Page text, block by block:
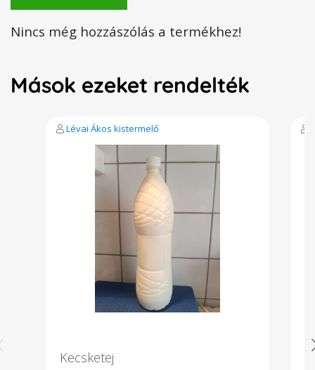
Nincs még hozzászólás a termékhez!
Mások ezeket rendelték
Lévai Ákos kistermelő
Kecsketej